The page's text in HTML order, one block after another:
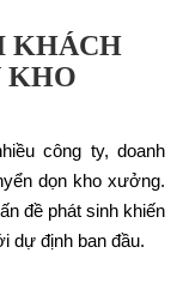
KHÁCH
KHO
công ty, doanh
dọn kho xưởng.
đề phát sinh khiến
dự định ban đầu.